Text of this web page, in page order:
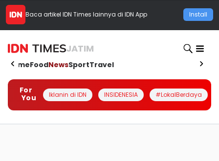
Baca artikel IDN Times lainnya di IDN App Install
JATIM
HomeFoodNewsSportTravel
For
You
Iklanin di IDN INSIDENESIA #LokalBerdaya